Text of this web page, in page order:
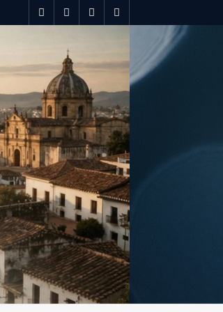
spotifytwitterfacebookyoutube